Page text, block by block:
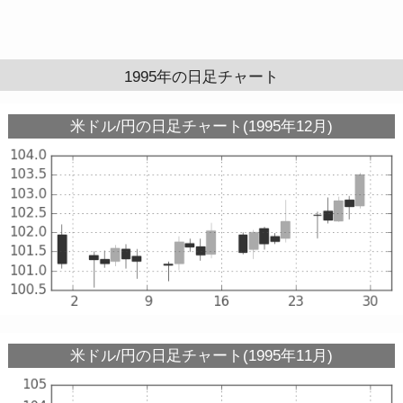
1995年の日足チャート
米ドル/円の日足チャート(1995年12月)
米ドル/円の日足チャート(1995年11月)